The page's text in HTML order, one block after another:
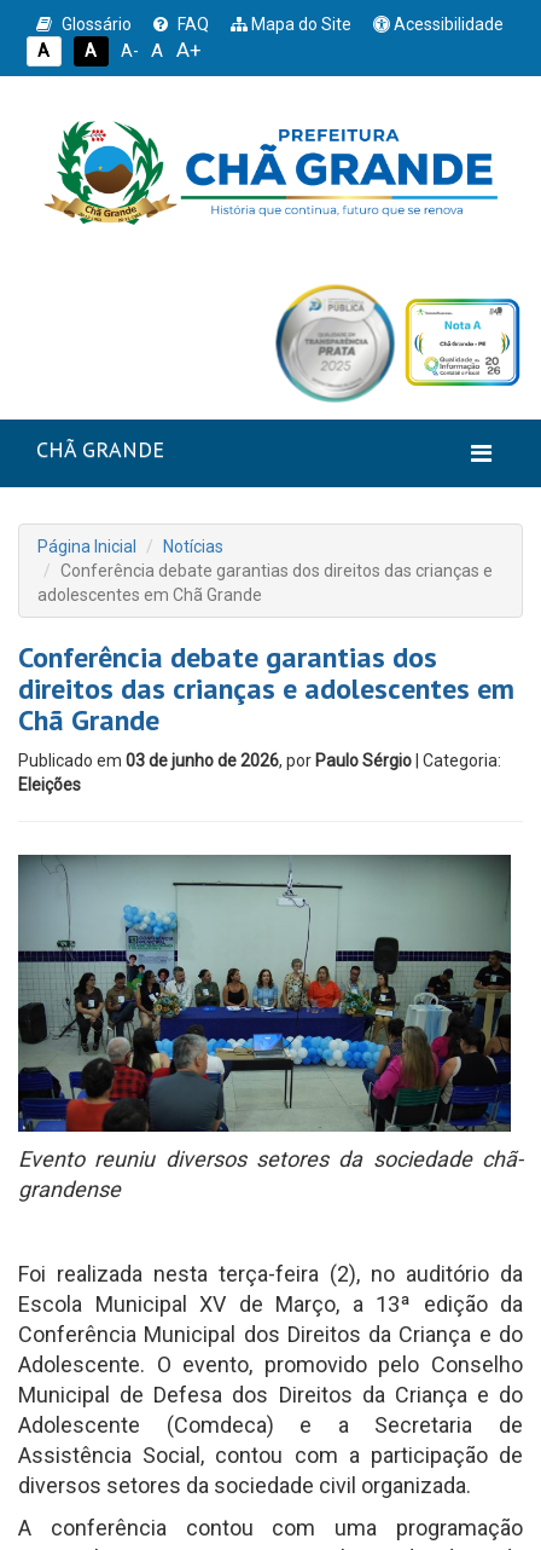
Glossário FAQ Mapa do Site
Acessibilidade
A
A A- A A+
CHÃ GRANDE
Página Inicial
Notícias
Conferência debate garantias dos direitos das crianças e
adolescentes em Chã Grande
Conferência debate garantias dos
direitos das crianças e adolescentes em
Chã Grande
Publicado em 03 de junho de 2026, por Paulo Sérgio | Categoria:
Eleições
Evento reuniu diversos setores da sociedade chã-
grandense
Foi realizada nesta terça-feira (2), no auditório da
Escola Municipal XV de Março, a 13ª edição da
Conferência Municipal dos Direitos da Criança e do
Adolescente. O evento, promovido pelo Conselho
Municipal de Defesa dos Direitos da Criança e do
Adolescente (Comdeca) e a Secretaria de
Assistência Social, contou com a participação de
diversos setores da sociedade civil organizada.
A conferência contou com uma programação